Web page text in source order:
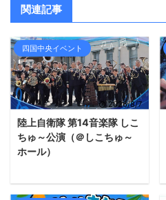
関連記事
四国中央イベント
2026/8/7
陸上自衛隊 第14音楽隊 しこ
ちゅ～公演（＠しこちゅ～
ホール）